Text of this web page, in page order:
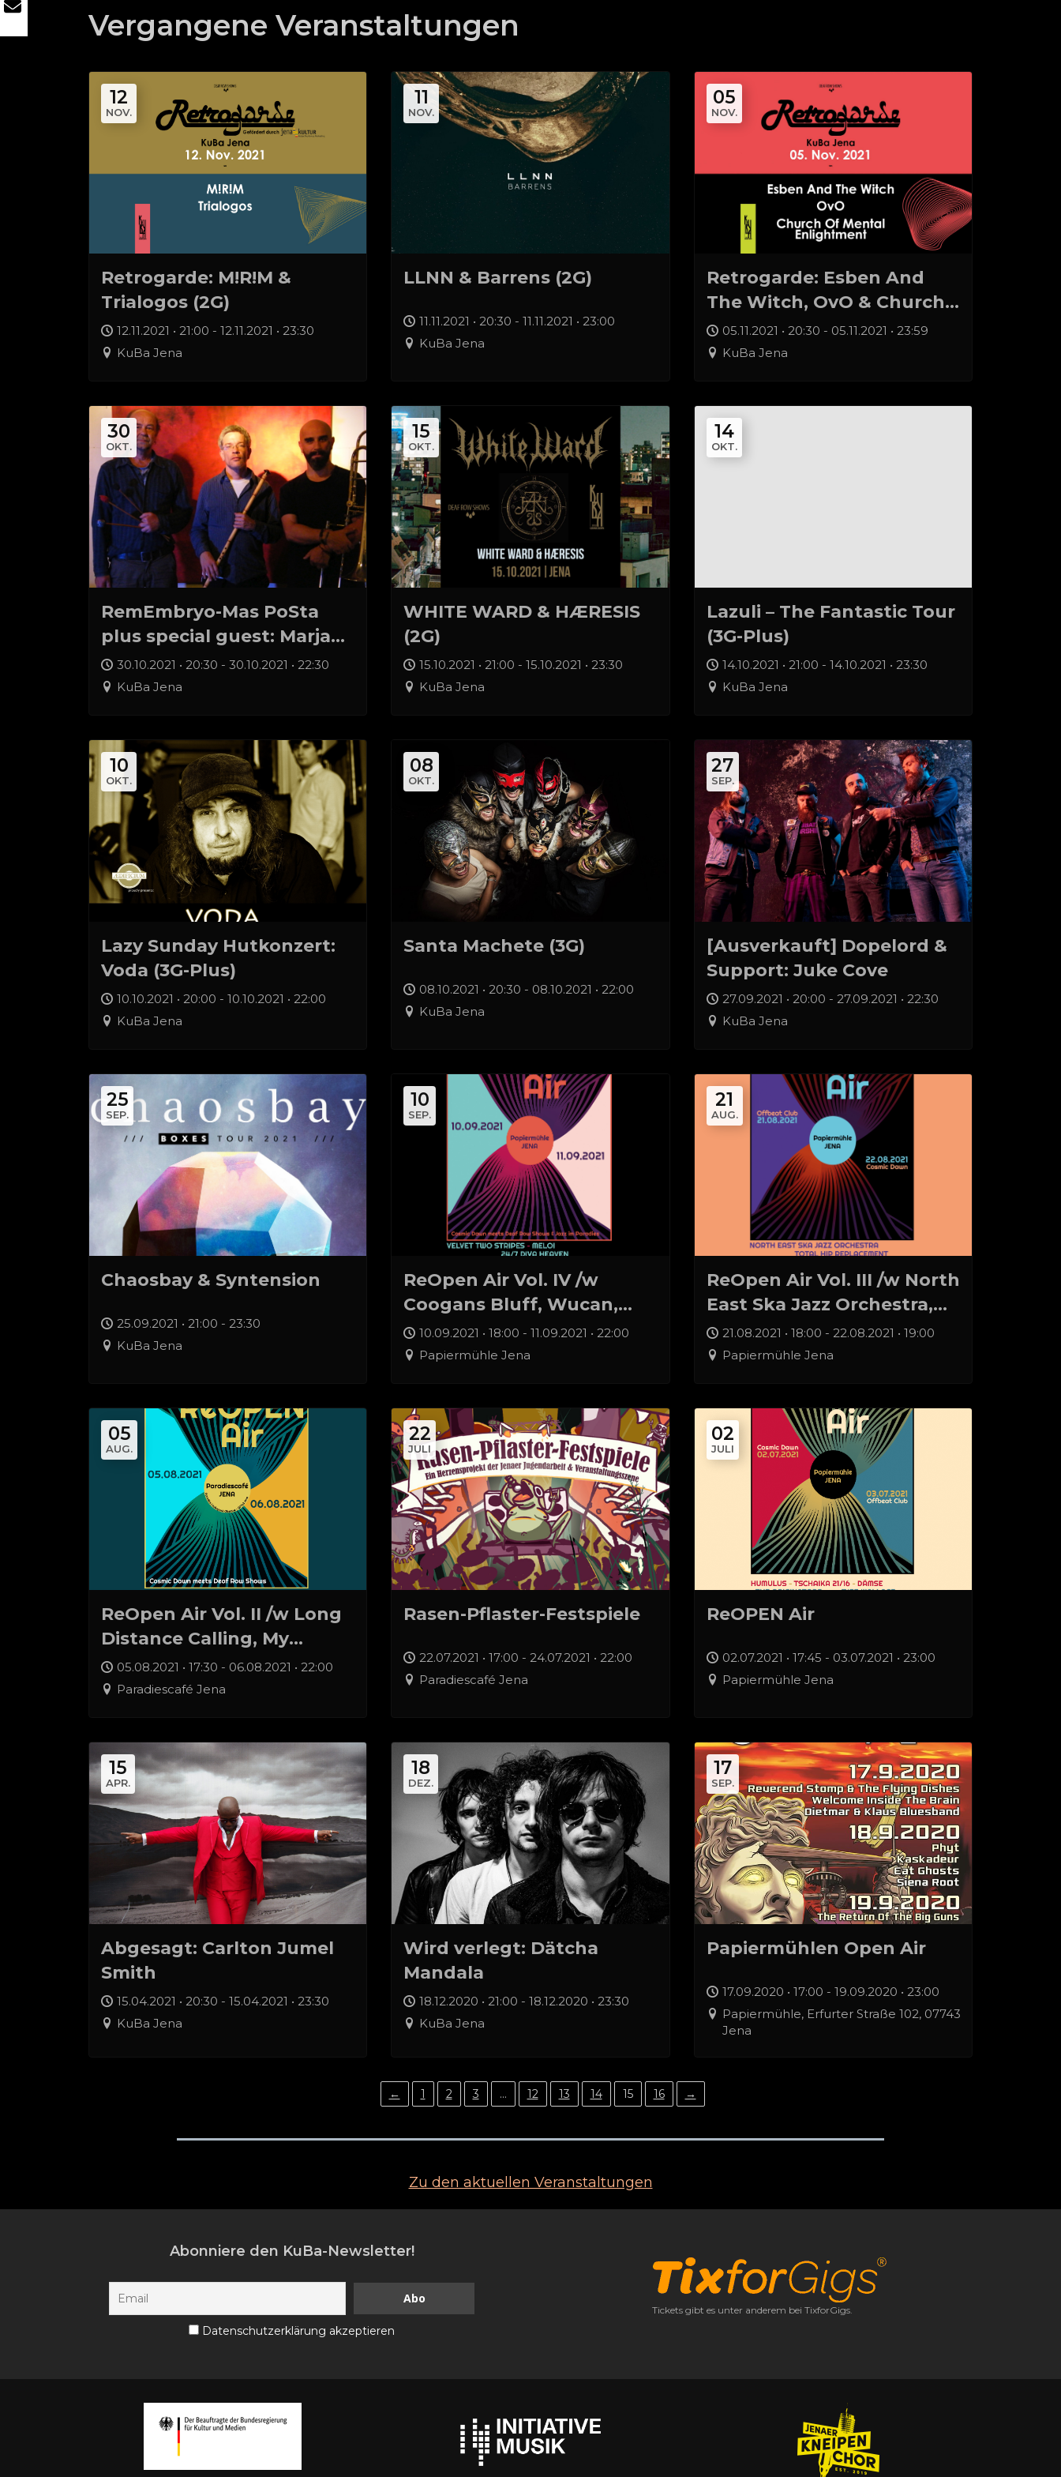
Vergangene Veranstaltungen
12
NOV.
Retrogarde: M!R!M &
Trialogos (2G)
12.11.2021 • 21:00 - 12.11.2021 • 23:30
KuBa Jena
11
NOV.
LLNN & Barrens (2G)
11.11.2021 • 20:30 - 11.11.2021 • 23:00
KuBa Jena
05
NOV.
Retrogarde: Esben And
The Witch, OvO & Church
Of Mental Enlightment
(2G)
05.11.2021 • 20:30 - 05.11.2021 • 23:59
KuBa Jena
30
OKT.
RemEmbryo-Mas PoSta
plus special guest: Marja
Burchard (3G-Plus)
30.10.2021 • 20:30 - 30.10.2021 • 22:30
KuBa Jena
15
OKT.
WHITE WARD & HÆRESIS
(2G)
15.10.2021 • 21:00 - 15.10.2021 • 23:30
KuBa Jena
14
OKT.
Lazuli – The Fantastic Tour
(3G-Plus)
14.10.2021 • 21:00 - 14.10.2021 • 23:30
KuBa Jena
10
OKT.
Lazy Sunday Hutkonzert:
Voda (3G-Plus)
10.10.2021 • 20:00 - 10.10.2021 • 22:00
KuBa Jena
08
OKT.
Santa Machete (3G)
08.10.2021 • 20:30 - 08.10.2021 • 22:00
KuBa Jena
27
SEP.
[Ausverkauft] Dopelord &
Support: Juke Cove
27.09.2021 • 20:00 - 27.09.2021 • 22:30
KuBa Jena
25
SEP.
Chaosbay & Syntension
25.09.2021 • 21:00 - 23:30
KuBa Jena
10
SEP.
ReOpen Air Vol. IV /w
Coogans Bluff, Wucan,
24/7 Diva Heaven, Velvet
Two Stripes, Meloi
10.09.2021 • 18:00 - 11.09.2021 • 22:00
Papiermühle Jena
21
AUG.
ReOpen Air Vol. III /w North
East Ska Jazz Orchestra,
The Total Hip
Replacement, Engerling
21.08.2021 • 18:00 - 22.08.2021 • 19:00
Papiermühle Jena
05
AUG.
ReOpen Air Vol. II /w Long
Distance Calling, My
Sleeping Karma, uvm.
05.08.2021 • 17:30 - 06.08.2021 • 22:00
Paradiescafé Jena
22
JULI
Rasen-Pflaster-Festspiele
22.07.2021 • 17:00 - 24.07.2021 • 22:00
Paradiescafé Jena
02
JULI
ReOPEN Air
02.07.2021 • 17:45 - 03.07.2021 • 23:00
Papiermühle Jena
15
APR.
Abgesagt: Carlton Jumel
Smith
15.04.2021 • 20:30 - 15.04.2021 • 23:30
KuBa Jena
18
DEZ.
Wird verlegt: Dätcha
Mandala
18.12.2020 • 21:00 - 18.12.2020 • 23:30
KuBa Jena
17
SEP.
Papiermühlen Open Air
17.09.2020 • 17:00 - 19.09.2020 • 23:00
Papiermühle, Erfurter Straße 102, 07743
Jena
← 1 2 3 … 12 13 14 15 16 →
Zu den aktuellen Veranstaltungen
Abonniere den KuBa-Newsletter!
Datenschutzerklärung akzeptieren
Tickets gibt es unter anderem bei TixforGigs.